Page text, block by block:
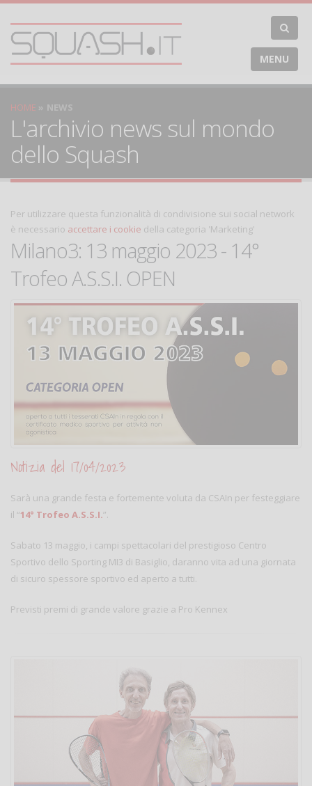
MENU
HOME NEWS
L'archivio news sul mondo
dello Squash
Per utilizzare questa funzionalità di condivisione sui social network
è necessario accettare i cookie della categoria 'Marketing'
Milano3: 13 maggio 2023 - 14°
Trofeo A.S.S.I. OPEN
Notizia del 17/04/2023
Sarà una grande festa e fortemente voluta da CSAIn per festeggiare
il “14° Trofeo A.S.S.I.”.
Sabato 13 maggio, i campi spettacolari del prestigioso Centro
Sportivo dello Sporting MI3 di Basiglio, daranno vita ad una giornata
di sicuro spessore sportivo ed aperto a tutti.
Previsti premi di grande valore grazie a Pro Kennex